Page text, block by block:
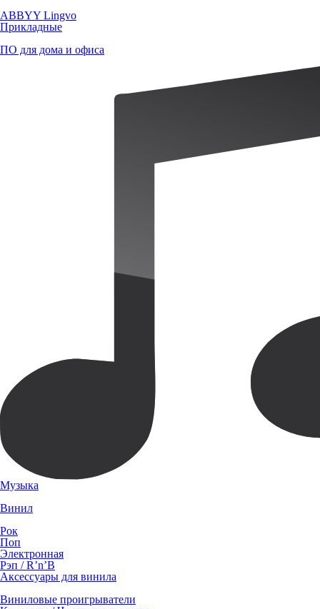
ABBYY Lingvo
Прикладные
ПО для дома и офиса
Музыка
Винил
Рок
Поп
Электронная
Рэп / R’n’B
Аксессуары для винила
Виниловые проигрыватели